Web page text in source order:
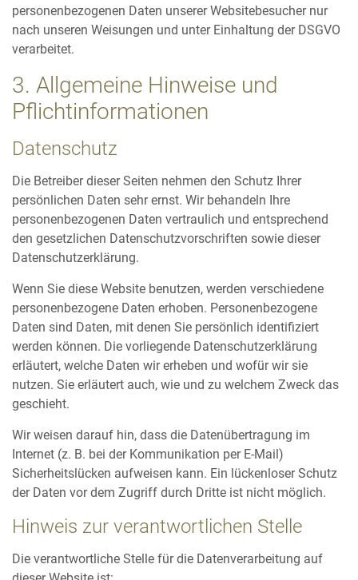
personenbezogenen Daten unserer Websitebesucher nur
nach unseren Weisungen und unter Einhaltung der DSGVO
verarbeitet.
3. Allgemeine Hinweise und
Pflichtinformationen
Datenschutz
Die Betreiber dieser Seiten nehmen den Schutz Ihrer
persönlichen Daten sehr ernst. Wir behandeln Ihre
personenbezogenen Daten vertraulich und entsprechend
den gesetzlichen Datenschutzvorschriften sowie dieser
Datenschutzerklärung.
Wenn Sie diese Website benutzen, werden verschiedene
personenbezogene Daten erhoben. Personenbezogene
Daten sind Daten, mit denen Sie persönlich identifiziert
werden können. Die vorliegende Datenschutzerklärung
erläutert, welche Daten wir erheben und wofür wir sie
nutzen. Sie erläutert auch, wie und zu welchem Zweck das
geschieht.
Wir weisen darauf hin, dass die Datenübertragung im
Internet (z. B. bei der Kommunikation per E-Mail)
Sicherheitslücken aufweisen kann. Ein lückenloser Schutz
der Daten vor dem Zugriff durch Dritte ist nicht möglich.
Hinweis zur verantwortlichen Stelle
Die verantwortliche Stelle für die Datenverarbeitung auf